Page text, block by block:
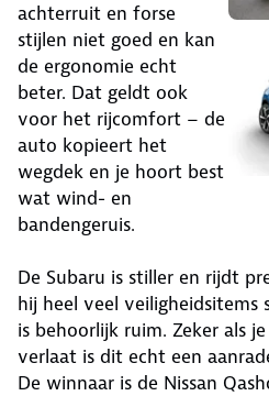
achterruit en forse
stijlen niet goed en kan
de ergonomie echt
beter. Dat geldt ook
voor het rijcomfort – de
auto kopieert het
wegdek en je hoort best
wat wind- en
bandengeruis.
De Subaru is stiller en rijdt
hij heel veel veiligheidsitems
is behoorlijk ruim. Zeker als
verlaat is dit echt een
De winnaar is de Nissan